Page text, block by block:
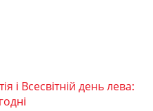
і Всесвітній день лева: